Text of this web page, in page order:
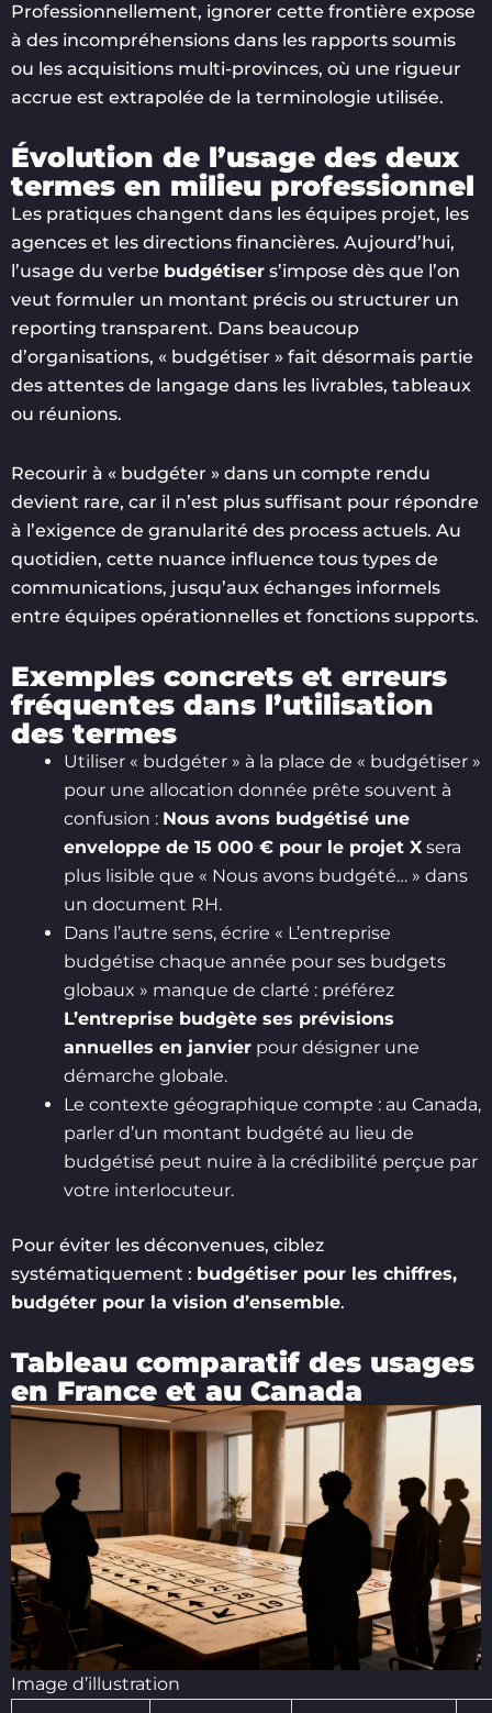
Professionnellement, ignorer cette frontière expose
à des incompréhensions dans les rapports soumis
ou les acquisitions multi-provinces, où une rigueur
accrue est extrapolée de la terminologie utilisée.
Évolution de l’usage des deux
termes en milieu professionnel
Les pratiques changent dans les équipes projet, les
agences et les directions financières. Aujourd’hui,
l’usage du verbe budgétiser s’impose dès que l’on
veut formuler un montant précis ou structurer un
reporting transparent. Dans beaucoup
d’organisations, « budgétiser » fait désormais partie
des attentes de langage dans les livrables, tableaux
ou réunions.
Recourir à « budgéter » dans un compte rendu
devient rare, car il n’est plus suffisant pour répondre
à l’exigence de granularité des process actuels. Au
quotidien, cette nuance influence tous types de
communications, jusqu’aux échanges informels
entre équipes opérationnelles et fonctions supports.
Exemples concrets et erreurs
fréquentes dans l’utilisation
des termes
Utiliser « budgéter » à la place de « budgétiser »
pour une allocation donnée prête souvent à
confusion : Nous avons budgétisé une
enveloppe de 15 000 € pour le projet X sera
plus lisible que « Nous avons budgété… » dans
un document RH.
Dans l’autre sens, écrire « L’entreprise
budgétise chaque année pour ses budgets
globaux » manque de clarté : préférez
L’entreprise budgète ses prévisions
annuelles en janvier pour désigner une
démarche globale.
Le contexte géographique compte : au Canada,
parler d’un montant budgété au lieu de
budgétisé peut nuire à la crédibilité perçue par
votre interlocuteur.
Pour éviter les déconvenues, ciblez
systématiquement : budgétiser pour les chiffres,
budgéter pour la vision d’ensemble.
Tableau comparatif des usages
en France et au Canada
Image d’illustration